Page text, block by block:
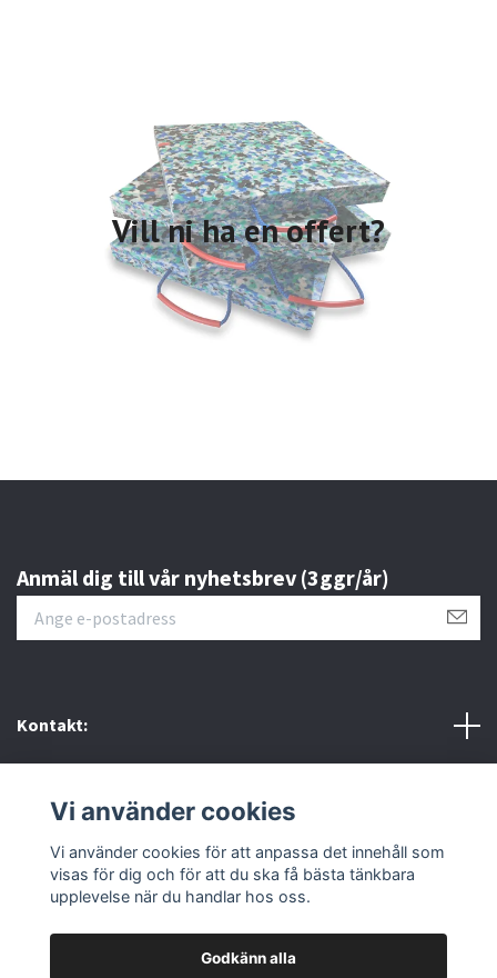
Vill ni ha en offert?
Anmäl dig till vår nyhetsbrev (3ggr/år)
Kontakt:
Sociala medier
Vi använder cookies
Vi använder cookies för att anpassa det innehåll som
visas för dig och för att du ska få bästa tänkbara
upplevelse när du handlar hos oss.
Godkänn alla